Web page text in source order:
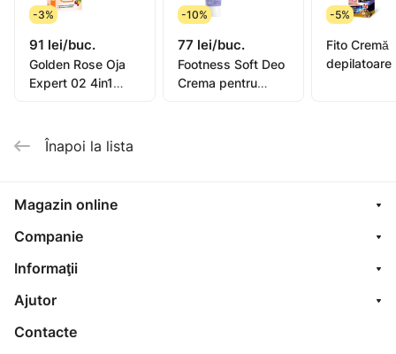
-3%
91 lei/buc.
Golden Rose Oja
Expert 02 4in1
-10%
77 lei/buc.
Footness Soft Deo
Crema pentru
-5%
Fito Cremă
depilatoare
Înapoi la lista
Magazin online
Companie
Informaţii
Ajutor
Contacte